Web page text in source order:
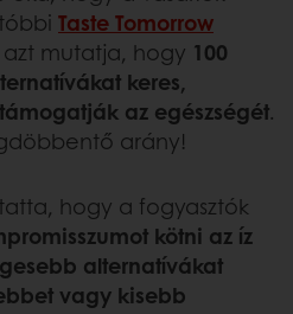
Taste Tomorrow
mutatja, hogy 100
keres,
az egészségét.
arány!
hogy a fogyasztók
kötni az íz
alternatívákat
vagy kisebb